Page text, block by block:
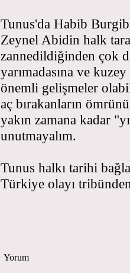
Tunus'da Habib
Zeynel Abidin halk
zannedildiğinden çok
yarımadasına ve
önemli gelişmeler
aç bırakanların
yakın zamana kadar
unutmayalım.
Tunus halkı tarihi
Türkiye olayı
Yorum